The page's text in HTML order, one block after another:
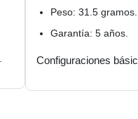
Peso: 31.5 gramos.
Garantía: 5 años.
Configuraciones